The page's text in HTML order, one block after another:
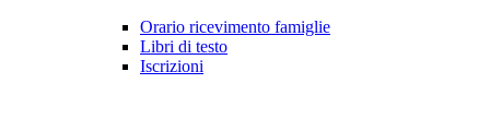
Orario ricevimento famiglie
Libri di testo
Iscrizioni